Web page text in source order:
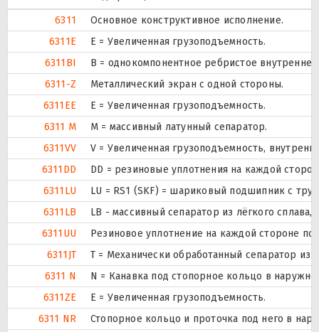
6311
Основное конструктивное исполнение.
6311E
Е = Увеличенная грузоподъемность.
6311BI
B = однокомпонентное ребристое
6311-Z
Металлический экран с одной стороны.
6311EE
Е = Увеличенная грузоподъемность.
6311 M
M = массивный латунный сепаратор.
6311VV
V = Увеличенная грузоподъемность,
6311DD
DD = резиновые уплотнения на каждой
6311LU
LU = RS1 (SKF) = шариковый подшипник с
6311LB
LB - массивный сепаратор из лёгкого
6311UU
Резиновое уплотнение на каждой стороне
6311JT
T = Механически обработанный сепаратор из
6311 N
N = Канавка под стопорное кольцо в
6311ZE
Е = Увеличенная грузоподъемность.
6311 NR
Стопорное кольцо и проточка под него в